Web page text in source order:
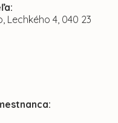
Lechkého 4, 040 23